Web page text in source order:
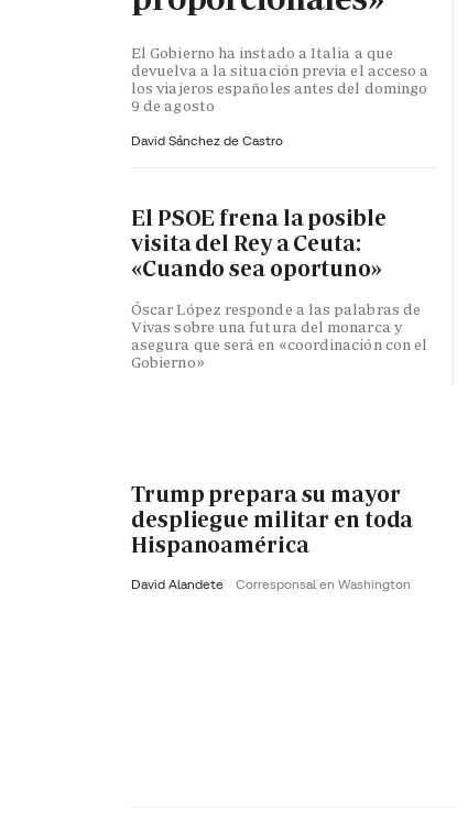
El Gobierno ha instado a Italia a que
devuelva a la situación previa el acceso a
los viajeros españoles antes del domingo
9 de agosto
David Sánchez de Castro
El PSOE frena la posible
visita del Rey a Ceuta:
«Cuando sea oportuno»
Óscar López responde a las palabras de
Vivas sobre una futura del monarca y
asegura que será en «coordinación con el
Gobierno»
Trump prepara su mayor
despliegue militar en toda
Hispanoamérica
David Alandete Corresponsal en Washington